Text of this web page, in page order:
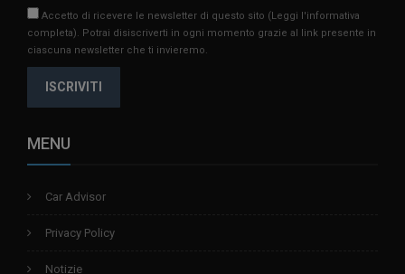
Accetto di ricevere le newsletter di questo sito (Leggi l'informativa
completa). Potrai disiscriverti in ogni momento grazie al link presente in
ciascuna newsletter che ti invieremo.
ISCRIVITI
MENU
Car Advisor
Privacy Policy
Notizie